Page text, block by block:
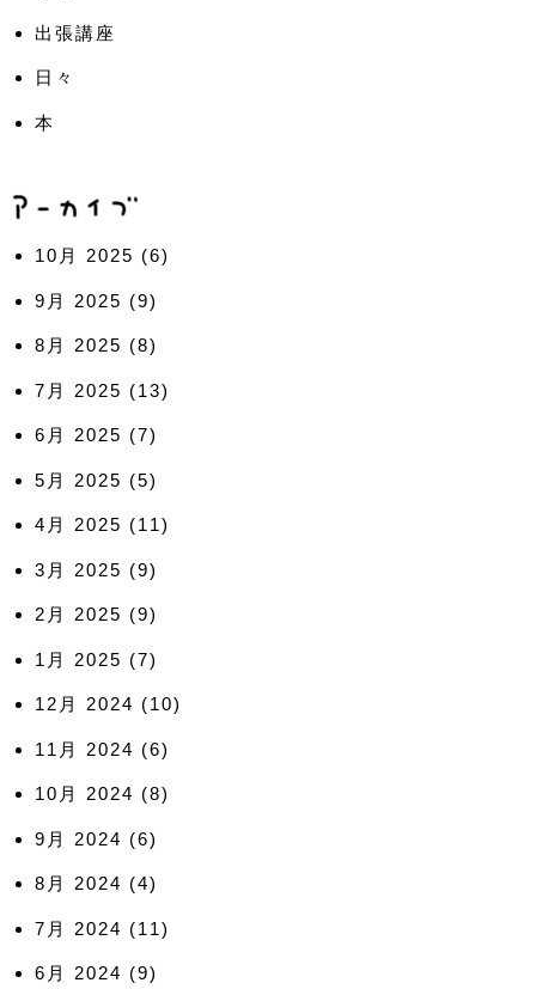
出張講座
日々
本
10月 2025 (6)
9月 2025 (9)
8月 2025 (8)
7月 2025 (13)
6月 2025 (7)
5月 2025 (5)
4月 2025 (11)
3月 2025 (9)
2月 2025 (9)
1月 2025 (7)
12月 2024 (10)
11月 2024 (6)
10月 2024 (8)
9月 2024 (6)
8月 2024 (4)
7月 2024 (11)
6月 2024 (9)